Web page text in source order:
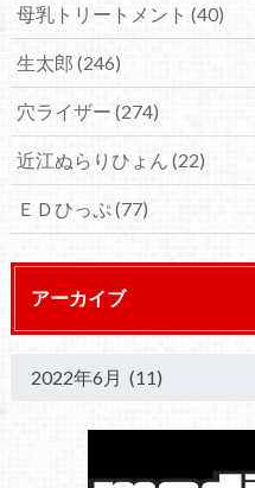
母乳トリートメント (40)
生太郎 (246)
穴ライザー (274)
近江ぬらりひょん (22)
ＥＤひっぷ(77)
アーカイブ